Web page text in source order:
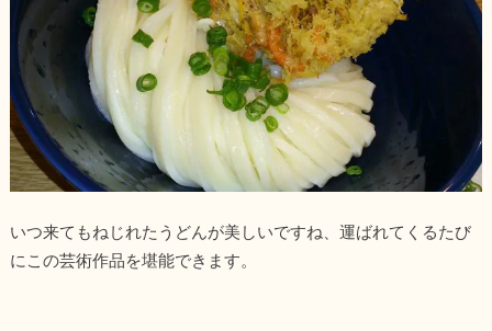
いつ来てもねじれたうどんが美しいですね、運ばれてくるたび
にこの芸術作品を堪能できます。